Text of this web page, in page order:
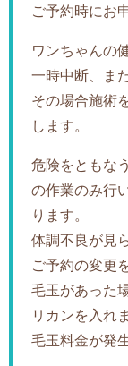
ご予約時にお
ワンちゃんの
一時中断、ま
その場合施術
します。
危険をともな
の作業のみ行
ります。
体調不良が見
ご予約の変更
毛玉があった
リカンを入れ
毛玉料金が発